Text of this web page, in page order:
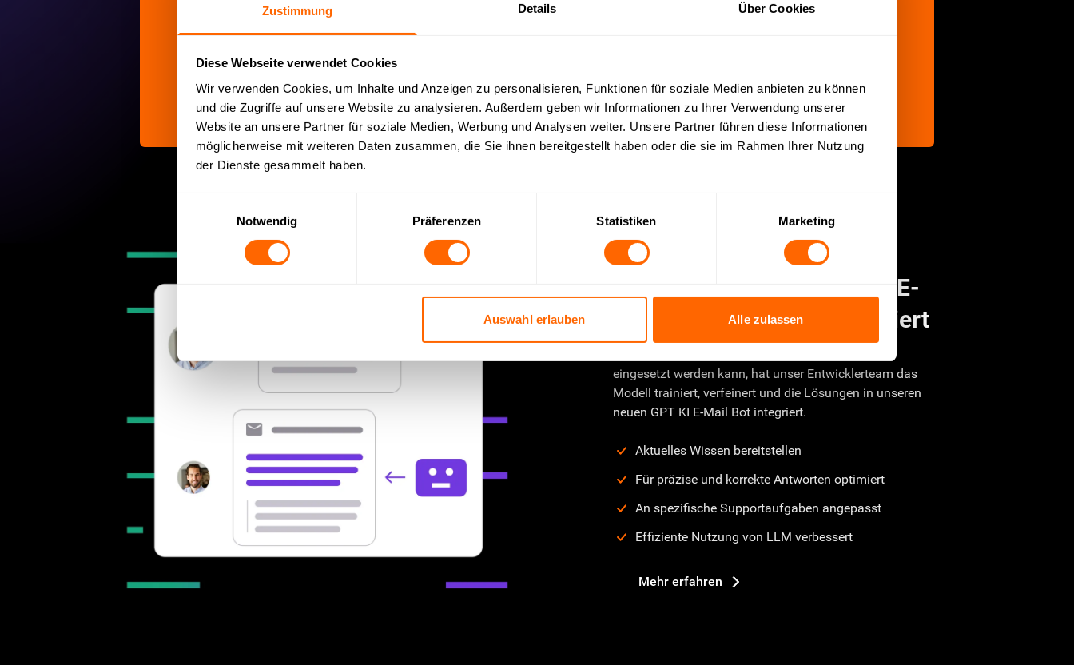
Zustimmung Details Über Cookies
Diese Webseite verwendet Cookies
Wir verwenden Cookies, um Inhalte und Anzeigen zu personalisieren, Funktionen für soziale Medien anbieten zu können
und die Zugriffe auf unsere Website zu analysieren. Außerdem geben wir Informationen zu Ihrer Verwendung unserer
Website an unsere Partner für soziale Medien, Werbung und Analysen weiter. Unsere Partner führen diese Informationen
möglicherweise mit weiteren Daten zusammen, die Sie ihnen bereitgestellt haben oder die sie im Rahmen Ihrer Nutzung
der Dienste gesammelt haben.
Notwendig
Präferenzen Statistiken Marketing
Auswahl erlauben Alle zulassen
Wir beantworten gerne eure Fragen.
Demo anfragen
OMQ hat ChatGPT für den E-
Mail Kundenservice optimiert
eingesetzt werden kann, hat unser Entwicklerteam das
Modell trainiert, verfeinert und die Lösungen in unseren
neuen GPT KI E-Mail Bot integriert.
Aktuelles Wissen bereitstellen
Für präzise und korrekte Antworten optimiert
An spezifische Supportaufgaben angepasst
Effiziente Nutzung von LLM verbessert
Mehr erfahren